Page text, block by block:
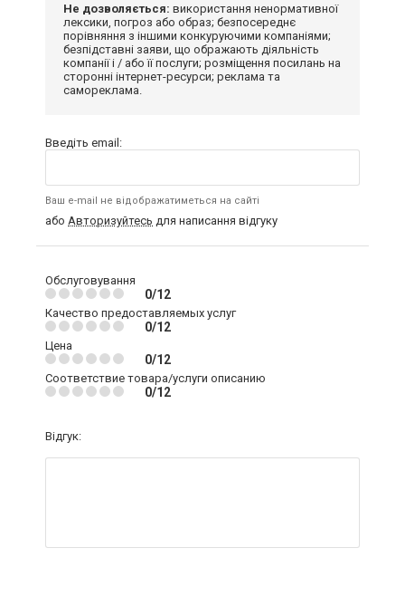
Не дозволяється: використання ненормативної
лексики, погроз або образ; безпосереднє
порівняння з іншими конкуруючими компаніями;
безпідставні заяви, що ображають діяльність
компанії і / або її послуги; розміщення посилань на
сторонні інтернет-ресурси; реклама та
самореклама.
Введіть email:
Ваш e-mail не відображатиметься на сайті
або Авторизуйтесь для написання відгуку
Обслуговування
0/12
Качество предоставляемых услуг
0/12
Цена
0/12
Соответствие товара/услуги описанию
0/12
Відгук: